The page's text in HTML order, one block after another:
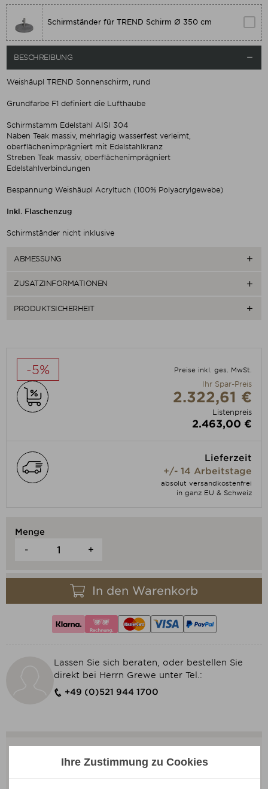
Schirmständer für TREND Schirm Ø 350 cm
BESCHREIBUNG 
Weishäupl TREND Sonnenschirm, rund
Grundfarbe F1 definiert die Lufthaube
Schirmstamm Edelstahl AISI 304
Naben Teak massiv, mehrlagig wasserfest verleimt,
oberflächenimprägniert mit Edelstahlkranz
Streben Teak massiv, oberflächenimprägniert
Edelstahlverbindungen
Bespannung Weishäupl Acryltuch (100% Polyacrylgewebe)
Inkl. Flaschenzug
Schirmständer nicht inklusive
ABMESSUNG 
ZUSATZINFORMATIONEN 
PRODUKTSICHERHEIT 
-5% Preise inkl. ges. MwSt.
Ihr Spar-Preis
2.322,61 €
Listenpreis
2.463,00 €
Lieferzeit
+/- 14 Arbeitstage
absolut versandkostenfrei
in ganz EU & Schweiz
Menge
- +
In den Warenkorb
Lassen Sie sich beraten, oder bestellen Sie
direkt bei Herrn Grewe unter Tel.:
+49 (0)521 944 1700
Ihre Zustimmung zu Cookies